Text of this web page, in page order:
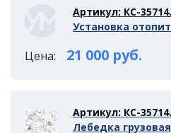
Артикул: КС-
Установка
Цена: 21 000 руб.
Артикул: КС-
Лебедка